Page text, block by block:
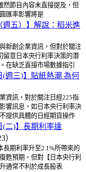
然節目內容未直接提及，但
匯率影響將是
週五）】解說：稻米進
新創企業資訊，但對於關注
留意日本央行利率決策的潛
在缺乏直接市場數據指引
(週三)】貼紙熱潮 為何
資訊，對於關注日經225指
響訊息，如日本央行利率決
提供具體的日經期貨操作
(二)】長期利率達
）
長期利率升至2.1%所帶來的
甦預期，但對【日本央行利
通常不利於成長股表